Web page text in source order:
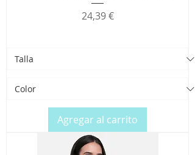
Precio
24,39 €
Agregar al carrito